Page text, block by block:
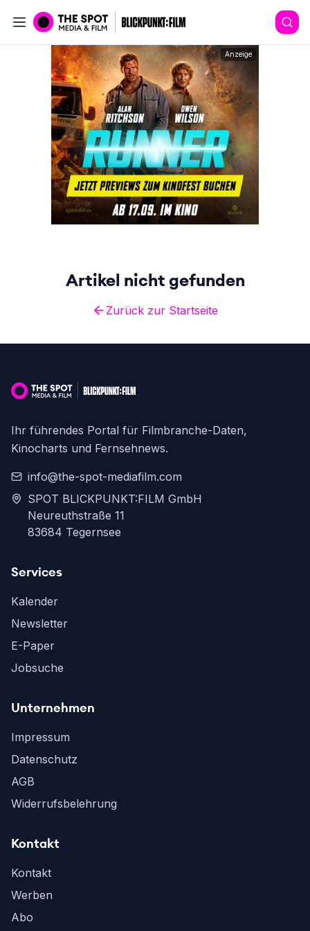
Anzeige
Artikel nicht gefunden
Zurück zur Startseite
Ihr führendes Portal für Filmbranche-Daten,
Kinocharts und Fernsehnews.
info@the-spot-mediafilm.com
SPOT BLICKPUNKT:FILM GmbH
Neureuthstraße 11
83684 Tegernsee
Services
Kalender
Newsletter
E-Paper
Jobsuche
Unternehmen
Impressum
Datenschutz
AGB
Widerrufsbelehrung
Kontakt
Kontakt
Werben
Abo